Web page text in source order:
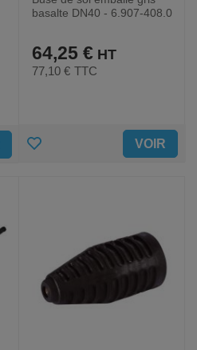
basalte DN40 - 6.907-408.0
64,25 €
77,10 € TTC
AJOUTER VOIR